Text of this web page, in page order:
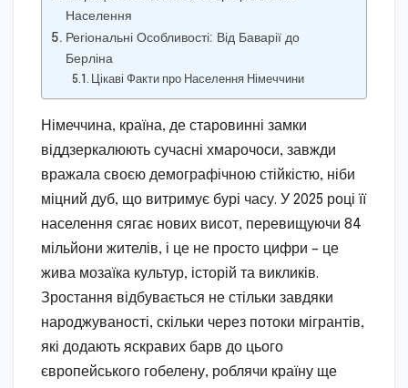
Населення
Регіональні Особливості: Від Баварії до
Берліна
Цікаві Факти про Населення Німеччини
Німеччина, країна, де старовинні замки
віддзеркалюють сучасні хмарочоси, завжди
вражала своєю демографічною стійкістю, ніби
міцний дуб, що витримує бурі часу. У 2025 році її
населення сягає нових висот, перевищуючи 84
мільйони жителів, і це не просто цифри – це
жива мозаїка культур, історій та викликів.
Зростання відбувається не стільки завдяки
народжуваності, скільки через потоки мігрантів,
які додають яскравих барв до цього
європейського гобелену, роблячи країну ще